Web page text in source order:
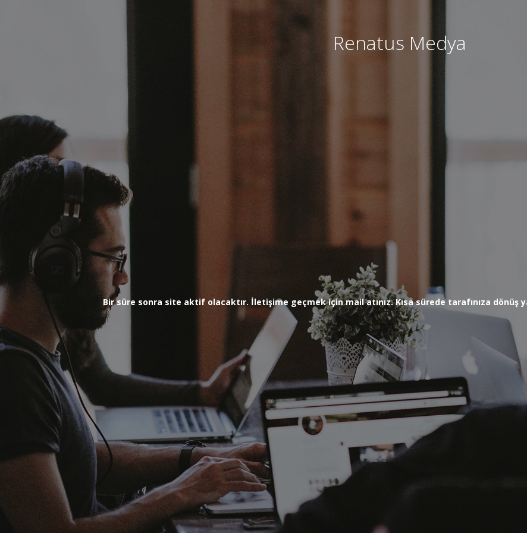
Renatus Medya
Bir süre sonra site aktif olacaktır. İletişime geçmek için mail atınız. Kısa sürede tarafınıza dönüş